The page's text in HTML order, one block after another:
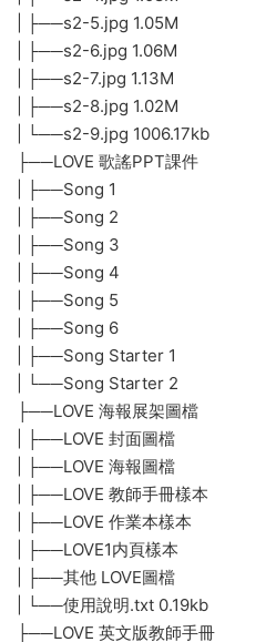
| ├──LOVE 6 進度表.doc 89.50kb
| ├──LOVE Starter 1 進度表.doc
| └──LOVE Starter 2 進度表.doc
├──love english 視頻資源
| ├──LOVE ENGLISH 01.avi
| ├──LOVE ENGLISH 02.avi
| ├──LOVE ENGLISH 03.avi
| ├──LOVE ENGLISH 04.avi
| ├──LOVE ENGLISH 05.avi
| └──LOVE ENGLISH 06.avi
├──Love English 語言能力分析表
| ├──LOVE 1 語言能力分析表.doc
| ├──LOVE 2 語言能力分析表.doc
| ├──LOVE 3 語言能力分析表.doc
| ├──LOVE 4 語言能力分析表.doc
| ├──LOVE 5 語言能力分析表.doc
| ├──LOVE 6 語言能力分析表.doc
| ├──LOVE S1 語言能力分析表
| ├──LOVE S1-6 語言能力分析表
| └──LOVE S2 語言能力分析表
├──LOVE Starter 教學圖片素材
| ├──s1-1.jpg 1.03M
| ├──s1-10.jpg 1.01M